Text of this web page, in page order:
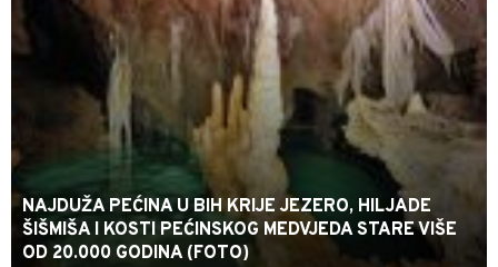
NAJDUŽA PEĆINA U BIH KRIJE JEZERO, HILJADE
ŠIŠMIŠA I KOSTI PEĆINSKOG MEDVJEDA STARE VIŠE
OD 20.000 GODINA (FOTO)